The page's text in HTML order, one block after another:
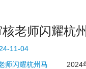
老师闪耀杭
11-04
2024